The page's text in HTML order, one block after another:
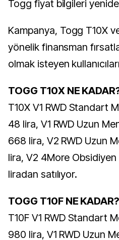
Togg fiyat bilgileri
Kampanya, Togg T10X
yönelik finansman
olmak isteyen
TOGG T10X NE
T10X V1 RWD Standart
48 lira, V1 RWD Uzun
668 lira, V2 RWD Uzun
lira, V2 4More
liradan satılıyor.
TOGG T10F NE KADAR?
T10F V1 RWD Standart
980 lira, V1 RWD Uzun